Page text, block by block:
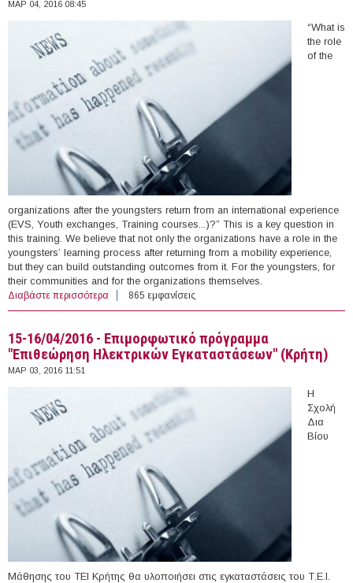
ΜΑΡ 04, 2016 08:45
“What is
the role
of the
organizations after the youngsters return from an international experience
(EVS, Youth exchanges, Training courses...)?” This is a key question in
this training. We believe that not only the organizations have a role in the
youngsters’ learning process after returning from a mobility experience,
but they can build outstanding outcomes from it. For the youngsters, for
their communities and for the organizations themselves.
Διαβάστε περισσότερα για 17-22/05/2016 - Training Course "YAM LEARNING! -
Young People’s Learning Processes After Mobility"
865 εμφανίσεις
15-16/04/2016 - Επιμορφωτικό πρόγραμμα
"Επιθεώρηση Ηλεκτρικών Εγκαταστάσεων" (Κρήτη)
ΜΑΡ 03, 2016 11:51
Η
Σχολή
Δια
Βίου
Μάθησης του ΤΕΙ Κρήτης θα υλοποιήσει στις εγκαταστάσεις του Τ.Ε.Ι.